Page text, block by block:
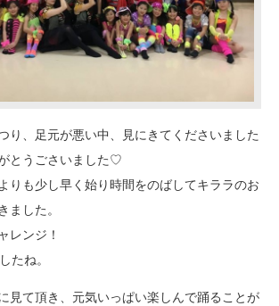
り、足元が悪い中、見にきてくださいました
とうごさいました♡
りも少し早く始り時間をのばしてキララのお
ました。
レンジ！
たね。
見て頂き、元気いっぱい楽しんで踊ることが